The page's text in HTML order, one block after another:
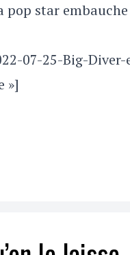
pop star
07-25-Big-Diver-
»]